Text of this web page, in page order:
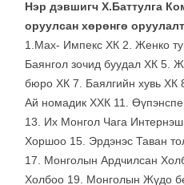
Нэр дэвшигч Х.Баттулга
оруулсан хөрөнгө оруулалт
1.Мах- Импекс ХК 2. Женко
Баянгол зочид буудал ХК 5.
бюро ХК 7. Баялгийн хувь
Ай номадик ХХК 11.
13. Их Монгол Чага
Хоршоо 15. Эрдэнэс Таван
17. Монголын Ардчилсан
Холбоо 19. Монголын Жүдо